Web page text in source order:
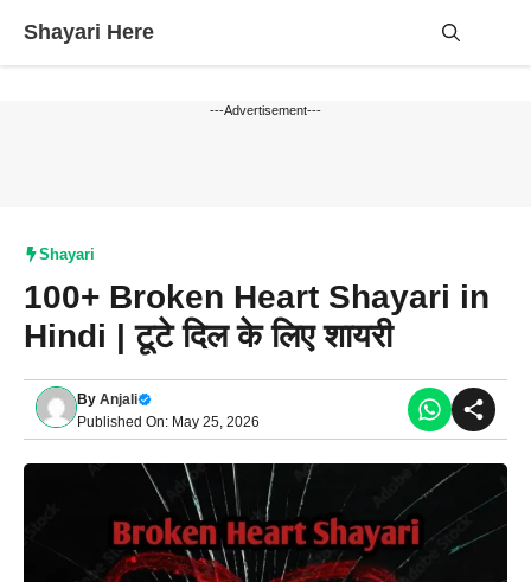
Shayari Here
---Advertisement---
Shayari
100+ Broken Heart Shayari in
Hindi | टूटे दिल के लिए शायरी
By Anjali
Published On: May 25, 2026